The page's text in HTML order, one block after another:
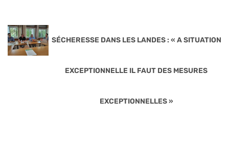
SÉCHERESSE DANS LES LANDES : « A SITUATION
EXCEPTIONNELLE IL FAUT DES MESURES
EXCEPTIONNELLES »